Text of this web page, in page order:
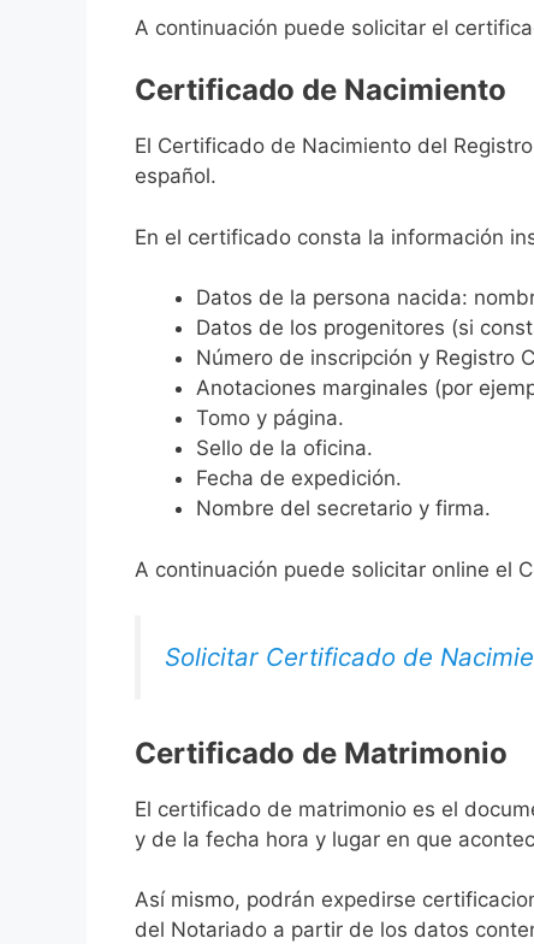
A continuación puede solicitar el
Certificado de Nacimiento
El Certificado de Nacimiento del
español.
En el certificado consta la información
Datos de la persona nacida:
Datos de los progenitores (si
Número de inscripción y Registro
Anotaciones marginales (por
Tomo y página.
Sello de la oficina.
Fecha de expedición.
Nombre del secretario y firma.
A continuación puede solicitar online el
Solicitar Certificado de
Certificado de Matrimonio
El certificado de matrimonio es el
y de la fecha hora y lugar en que
Así mismo, podrán expedirse
del Notariado a partir de los datos